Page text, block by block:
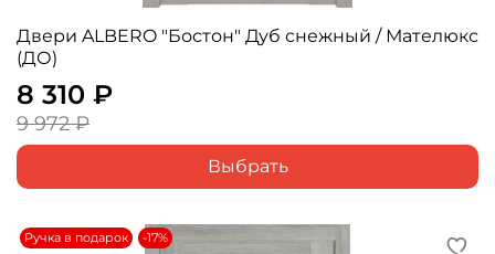
Двери ALBERO "Бостон" Дуб снежный / Мателюкс
(ДО)
8 310 ₽
9 972 ₽
Выбрать
Ручка в подарок -17%